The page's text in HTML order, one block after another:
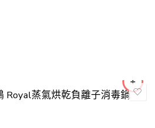
Royal蒸氣烘乾負離子消毒鍋